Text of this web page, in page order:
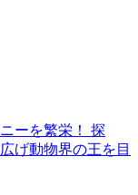
ーを繁栄！ 探
げ動物界の王を目